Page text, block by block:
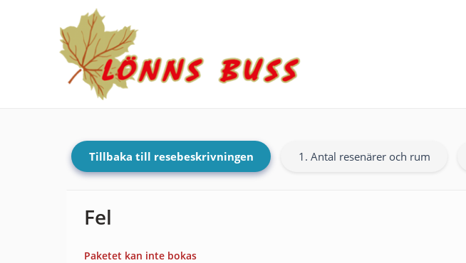
Tillbaka till resebeskrivningen 1. Antal resenärer och rum
Fel
Paketet kan inte bokas